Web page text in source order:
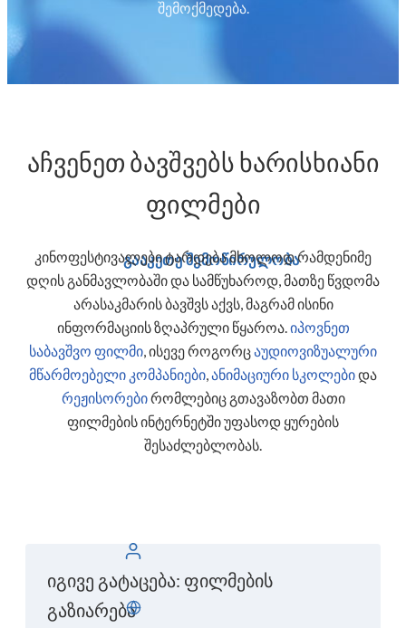
გააკეთე შემოწირულობა
ქართული
შემოქმედება.
აჩვენეთ ბავშვებს ხარისხიანი
ფილმები
კინოფესტივალები ტარდება მხოლოდ რამდენიმე
დღის განმავლობაში და სამწუხაროდ, მათზე წვდომა
არასაკმარის ბავშვს აქვს, მაგრამ ისინი
ინფორმაციის ზღაპრული წყაროა.იპოვნეთ
საბავშვო ფილმი,ისევე როგორცაუდიოვიზუალური
მწარმოებელი კომპანიები,ანიმაციური სკოლებიდა
რეჟისორებირომლებიც გთავაზობთ მათი
ფილმების ინტერნეტში უფასოდ ყურების
შესაძლებლობას.
იგივე გატაცება: ფილმების
გაზიარება